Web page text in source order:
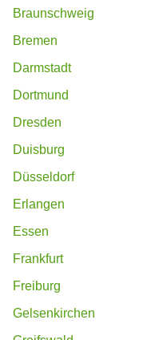
Braunschweig
Bremen
Darmstadt
Dortmund
Dresden
Duisburg
Düsseldorf
Erlangen
Essen
Frankfurt
Freiburg
Gelsenkirchen